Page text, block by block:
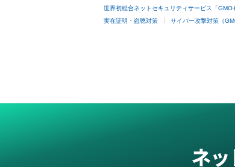
世界初総合ネットセキュリティサービス「GMO
実在証明・盗聴対策 サイバー攻撃対策（